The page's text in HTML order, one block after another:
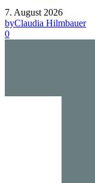
7. August 2026
byClaudia Hilmbauer
0